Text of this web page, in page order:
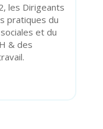
les Dirigeants
pratiques du
et du
& des